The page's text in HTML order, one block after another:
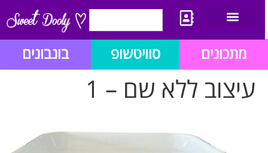
מתכונים סוויטשופ בונבונים
עיצוב ללא שם – 1